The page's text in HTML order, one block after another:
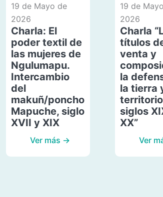
19 de Mayo de
2026
Charla: El
poder textil de
las mujeres de
Ngulumapu.
Intercambio
del
makuñ/poncho
Mapuche, siglo
XVII y XIX
Ver más →
19 de
2026
Charla
títulos
venta y
la
la tierra
siglos
XX”
Ver